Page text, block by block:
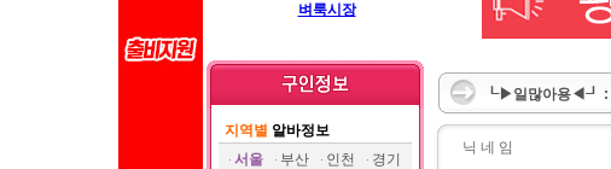
벼룩시장
지역별 알바정보
서울
부산 인천
경기
┖▶일많아용◀┚ :
닉 네 임